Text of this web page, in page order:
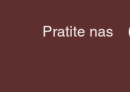
Pratite nas